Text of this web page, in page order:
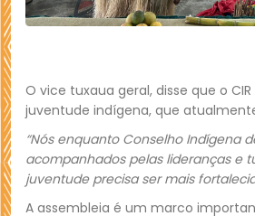
O vice tuxaua geral, disse que o
juventude indígena, que
“Nós enquanto Conselho Indígena
acompanhados pelas lideranças e
juventude precisa ser mais
A assembleia é um marco